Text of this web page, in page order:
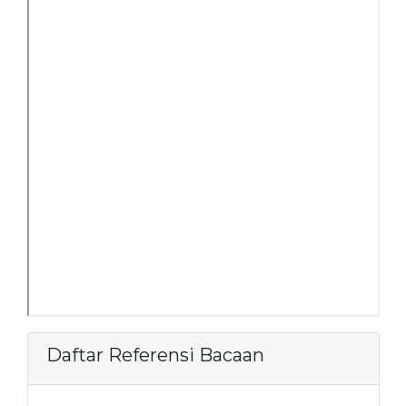
Daftar Referensi Bacaan